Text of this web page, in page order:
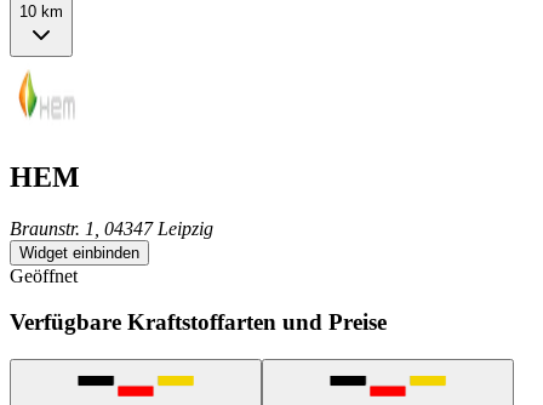
10 km
HEM
Braunstr. 1, 04347 Leipzig
Widget einbinden
Geöffnet
Verfügbare Kraftstoffarten und Preise